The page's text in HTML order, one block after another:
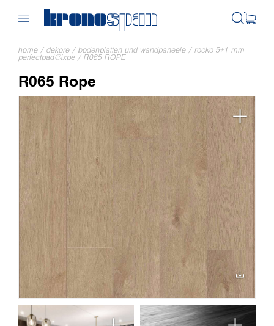
home / dekore / bodenplatten und wandpaneele / rocko 5+1 mm
perfectpad®ixpe / R065 ROPE
R065 Rope